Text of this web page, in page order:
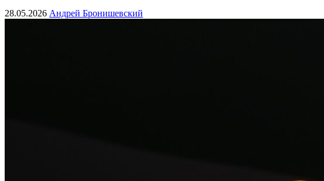
28.05.2026 Андрей Бронишевский